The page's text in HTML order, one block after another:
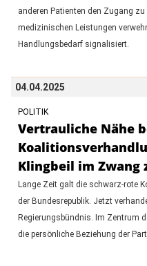
anderen Patienten den Zugang
medizinischen Leistungen
Handlungsbedarf signalisiert.
04.04.2025
POLITIK
Vertrauliche Nähe
Klingbeil im Zwang
Lange Zeit galt die schwarz-rote
der Bundesrepublik. Jetzt
Regierungsbündnis. Im Zentrum
die persönliche Beziehung der